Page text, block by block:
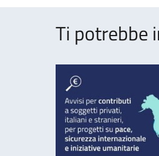
Ti potrebbe